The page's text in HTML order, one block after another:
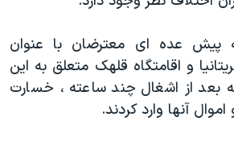
آمریکا «سی‌پک»
چین
پیش عده ای معترضان با عنوان
و اقامتگاه قلهک متعلق به این
بعد از اشغال چند ساعته ، خسارت
آنها وارد کردند.